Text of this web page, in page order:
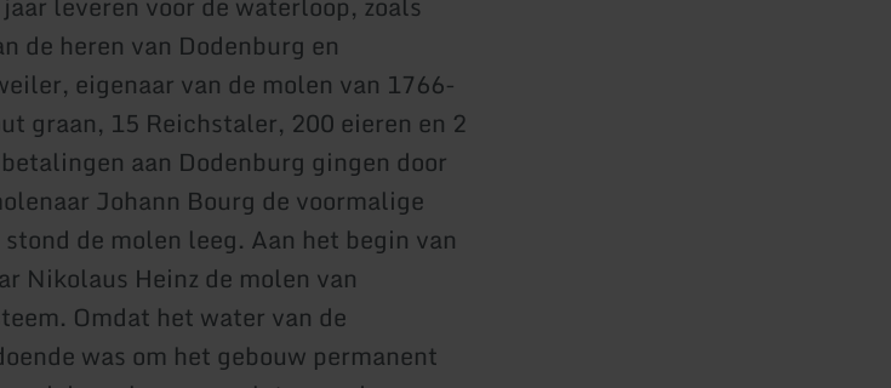
de heren van Dodenburg en
eigenaar van de molen van 1766-
graan, 15 Reichstaler, 200 eieren en 2
aan Dodenburg gingen door
Johann Bourg de voormalige
de molen leeg. Aan het begin van
Nikolaus Heinz de molen van
Omdat het water van de
was om het gebouw permanent